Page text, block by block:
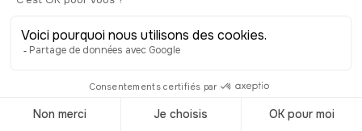
para visitar
Inglaterra